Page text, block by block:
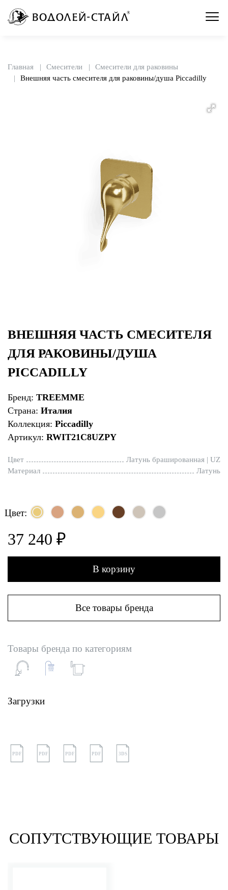
Главная Смесители
Смесители для раковины
Внешняя часть смесителя для раковины/душа Piccadilly
ВНЕШНЯЯ ЧАСТЬ СМЕСИТЕЛЯ
ДЛЯ РАКОВИНЫ/ДУША
PICCADILLY
Бренд: TREEMME
Страна: Италия
Коллекция: Piccadilly
Артикул: RWIT21C8UZPY
Цвет
Латунь брашированная | UZ
Материал
Латунь
Цвет:
37 240 ₽
В корзину
Все товары бренда
Товары бренда по категориям
Загрузки
PDF PDF PDF PDF 3DS
СОПУТСТВУЮЩИЕ ТОВАРЫ